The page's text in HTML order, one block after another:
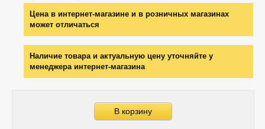
Цена в интернет-магазине и в розничных магазинах
может отличаться
Наличие товара и актуальную цену уточняйте у
менеджера интернет-магазина
В корзину